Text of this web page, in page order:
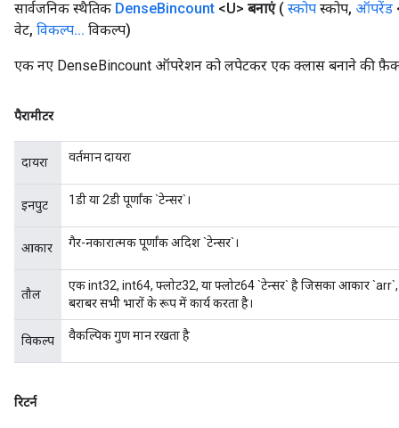
सार्वजनिक स्थैतिक DenseBincount <U> बनाएं ( स्कोप स्कोप, ऑपरेंड
वेट, विकल्प... विकल्प)
एक नए DenseBincount ऑपरेशन को लपेटकर एक क्लास बनाने की
पैरामीटर
दायरा वर्तमान दायरा
इनपुट 1डी या 2डी पूर्णांक `टेन्सर`।
आकार गैर-नकारात्मक पूर्णांक अदिश `टेन्सर`।
तौल
एक int32, int64, फ्लोट32, या फ्लोट64 `टेन्सर` है जिसका आकार
बराबर सभी भारों के रूप में कार्य करता है।
विकल्प वैकल्पिक गुण मान रखता है
रिटर्न